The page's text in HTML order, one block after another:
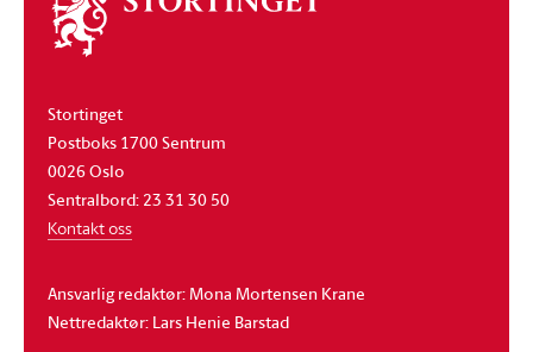
stortinget
Stortinget
Postboks 1700 Sentrum
0026 Oslo
Sentralbord: 23 31 30 50
Kontakt oss
Ansvarlig redaktør: Mona Mortensen Krane
Nettredaktør: Lars Henie Barstad